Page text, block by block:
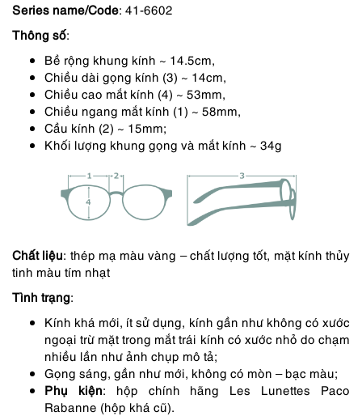
Series name/Code: 41-6602
Thông số:
Bề rộng khung kính ~ 14.5cm,
Chiều dài gọng kính (3) ~ 14cm,
Chiều cao mắt kính (4) ~ 53mm,
Chiều ngang mắt kính (1) ~ 58mm,
Cầu kính (2) ~ 15mm;
Khối lượng khung gọng và mắt kính ~ 34g
Chất liệu: thép mạ màu vàng – chất lượng tốt, mặt kính thủy
tinh màu tím nhạt
Tình trạng:
Kính khá mới, ít sử dụng, kính gần như không có xước
ngoại trừ mặt trong mắt trái kính có xước nhỏ do chạm
nhiều lần như ảnh chụp mô tả;
Gọng sáng, gần như mới, không có mòn – bạc màu;
Phụ kiện: hộp chính hãng Les Lunettes Paco
Rabanne (hộp khá cũ).